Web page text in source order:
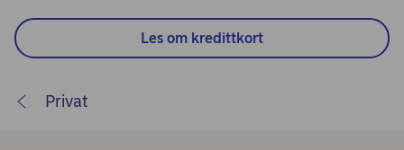
Les om kredittkort
Privat